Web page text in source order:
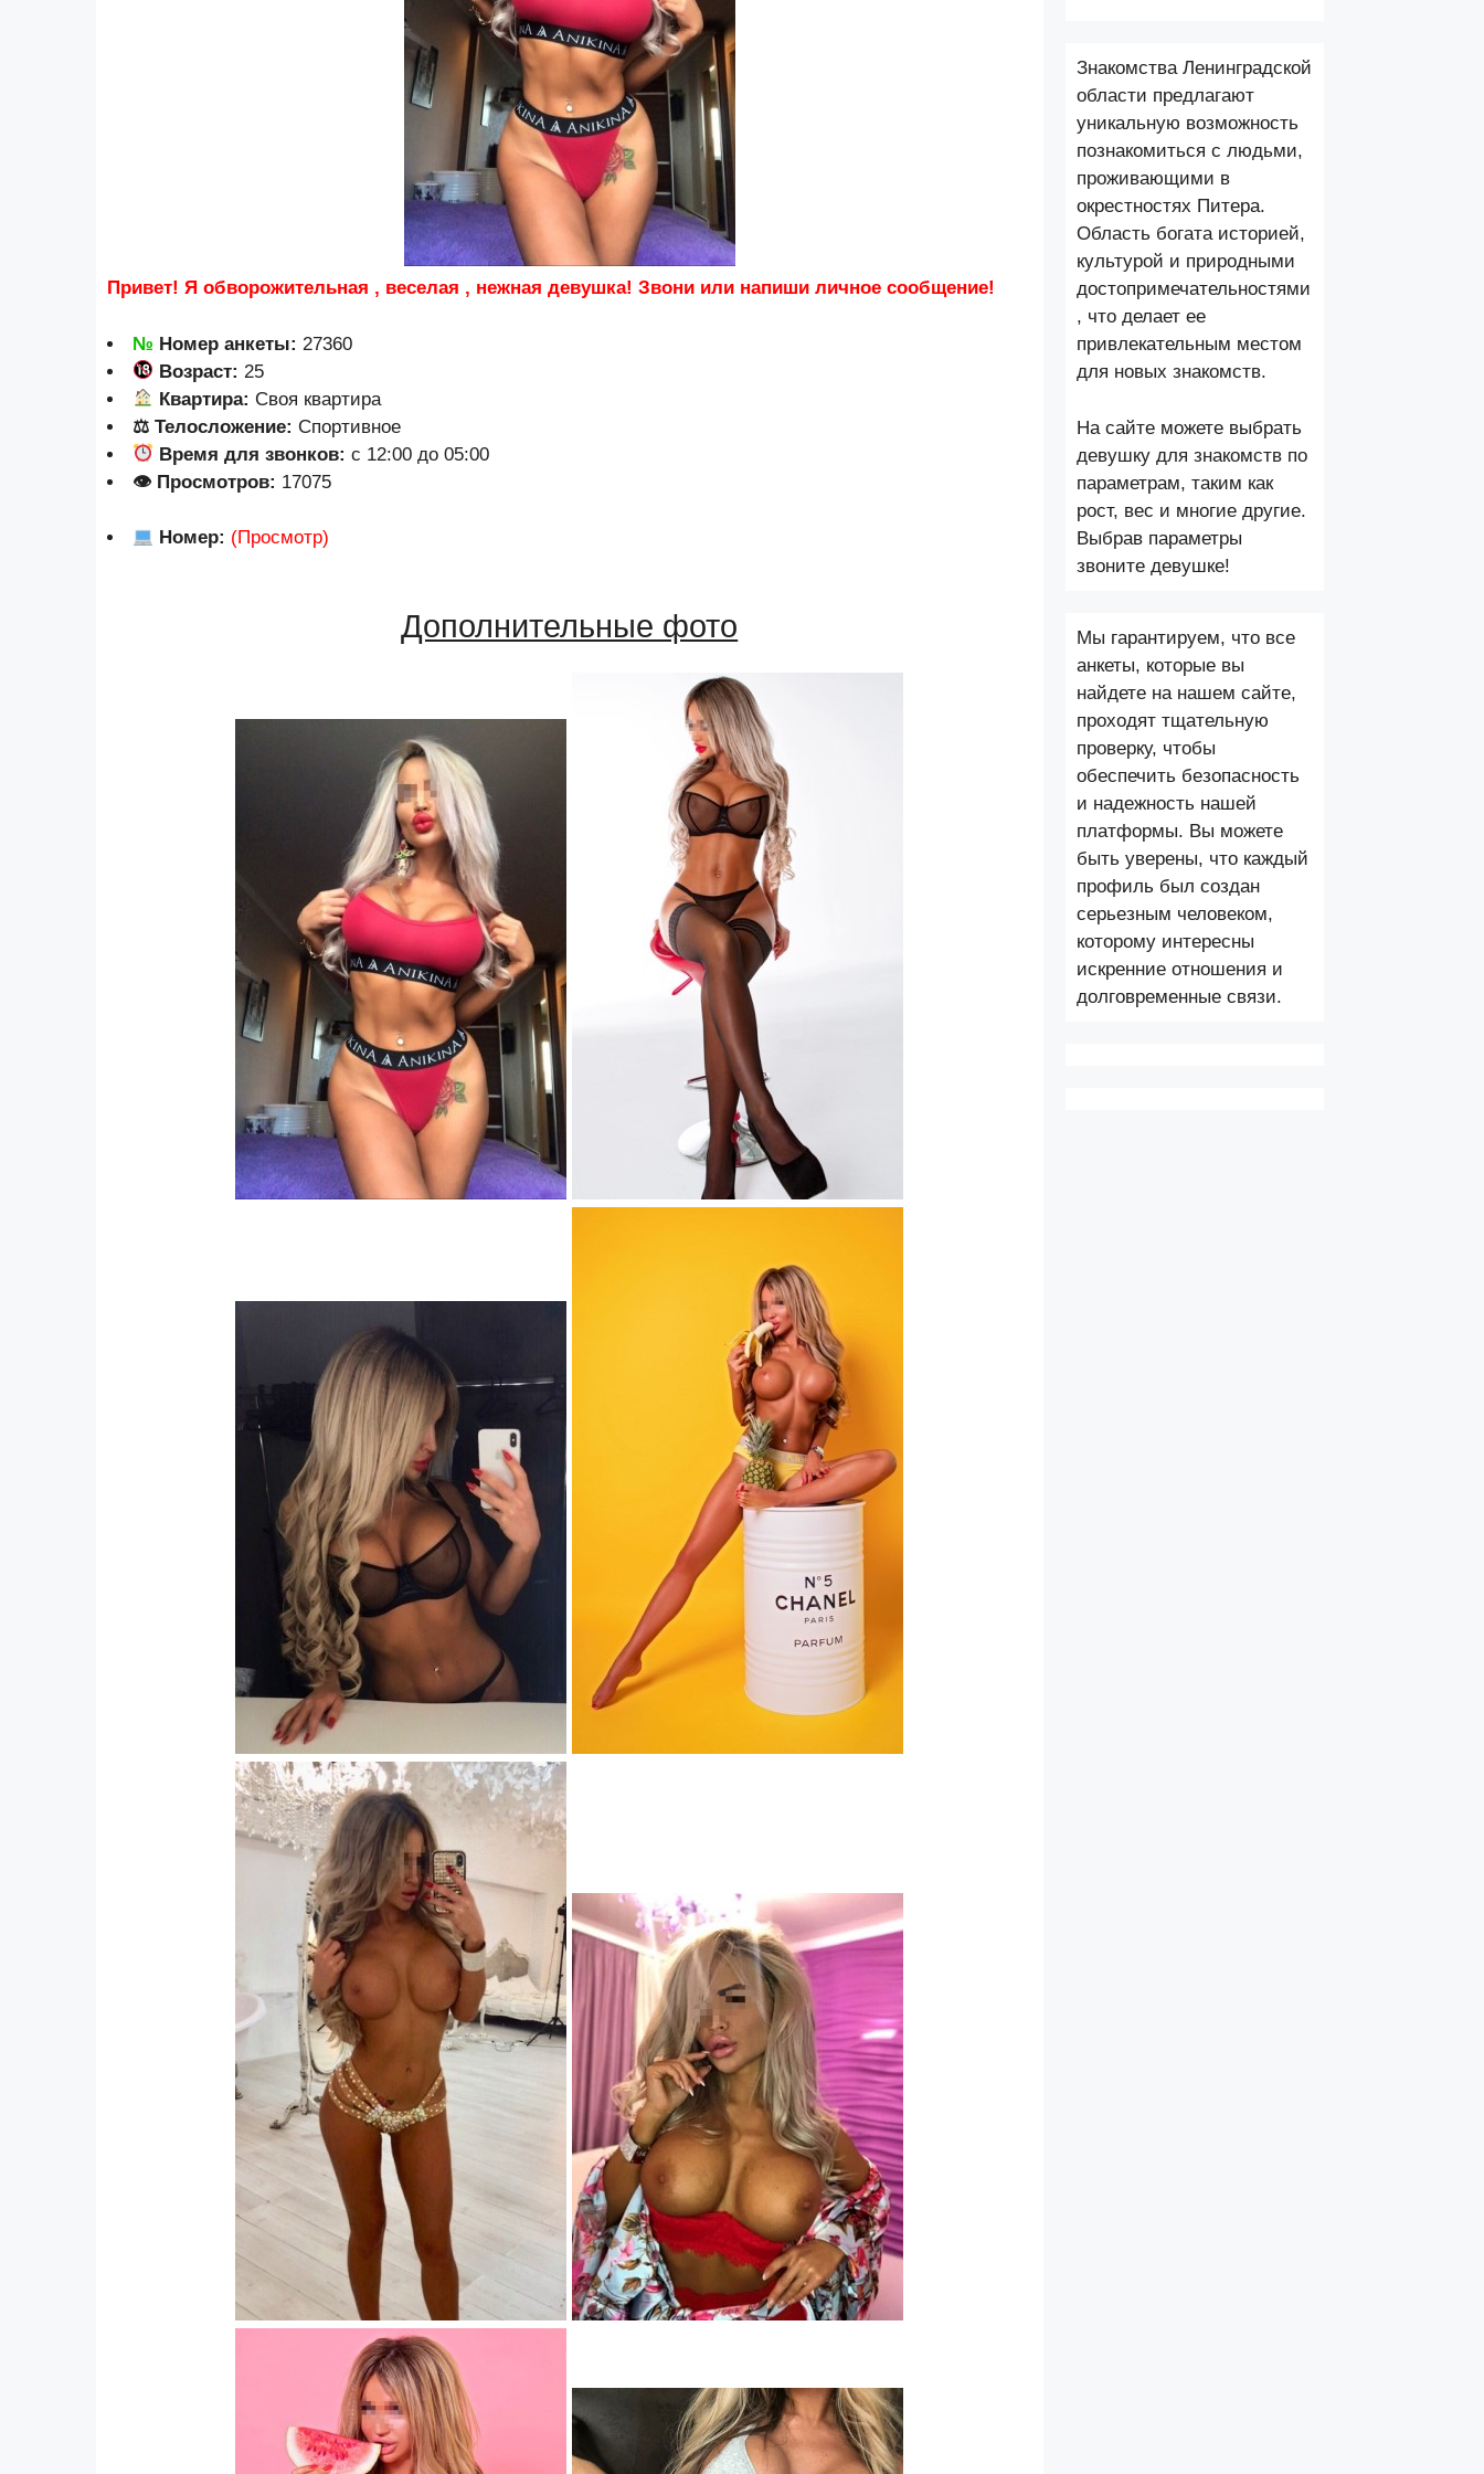
Привет! Я обворожительная , веселая , нежная девушка! Звони или напиши личное сообщение!
№ Номер анкеты: 27360
Возраст: 25
Квартира:Своя квартира
⚖ Телосложение: Спортивное
Время для звонков:с 12:00 до 05:00
👁 Просмотров: 17075
Номер: (Просмотр)
Дополнительные фото
Знакомства Ленинградской
области предлагают
уникальную возможность
познакомиться с людьми,
проживающими в
окрестностях Питера.
Область богата историей,
культурой и природными
достопримечательностями
, что делает ее
привлекательным местом
для новых знакомств.
На сайте можете выбрать
девушку для знакомств по
параметрам, таким как
рост, вес и многие другие.
Выбрав параметры
звоните девушке!
Мы гарантируем, что все
анкеты, которые вы
найдете на нашем сайте,
проходят тщательную
проверку, чтобы
обеспечить безопасность
и надежность нашей
платформы. Вы можете
быть уверены, что каждый
профиль был создан
серьезным человеком,
которому интересны
искренние отношения и
долговременные связи.